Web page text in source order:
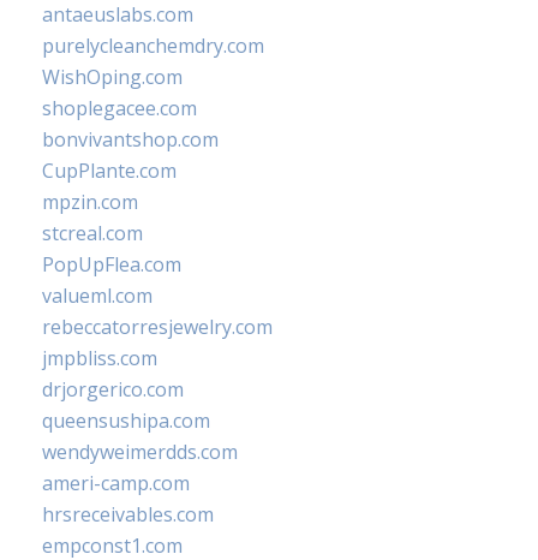
antaeuslabs.com
purelycleanchemdry.com
WishOping.com
shoplegacee.com
bonvivantshop.com
CupPlante.com
mpzin.com
stcreal.com
PopUpFlea.com
valueml.com
rebeccatorresjewelry.com
jmpbliss.com
drjorgerico.com
queensushipa.com
wendyweimerdds.com
ameri-camp.com
hrsreceivables.com
empconst1.com